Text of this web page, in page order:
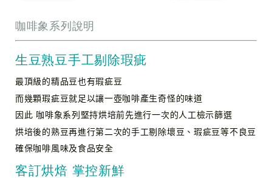
咖啡象系列說明
生豆熟豆手工剔除瑕疵
最頂級的精品豆也有瑕疵豆
而幾顆瑕疵豆就足以讓一壺咖啡產生奇怪的味道
因此 咖啡象系列堅持烘培前先進行一次的人工檢示篩選
烘培後的熟豆再進行第二次的手工剔除壞豆、瑕疵豆等不良豆
確保咖啡風味及食品安全
客訂烘焙 掌控新鮮